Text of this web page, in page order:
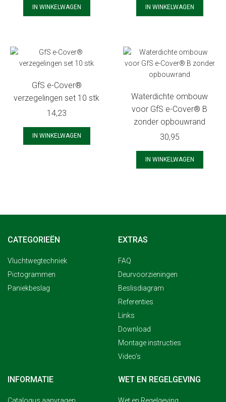
IN WINKELWAGEN IN WINKELWAGEN
GfS e-Cover®
verzegelingen set 10 stk
14,23
IN WINKELWAGEN
Waterdichte ombouw
voor GfS e-Cover® B
zonder opbouwrand
30,95
IN WINKELWAGEN
CATEGORIEËN
Vluchtwegtechniek
Pictogrammen
Paniekbeslag
EXTRAS
FAQ
Deurvoorzieningen
Beslisdiagram
Referenties
Links
Download
Montage instructies
Video’s
INFORMATIE WET EN REGELGEVING